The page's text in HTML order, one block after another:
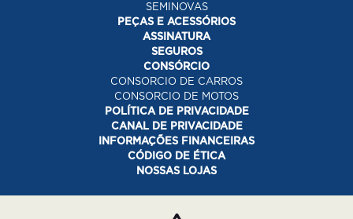
SEMINOVAS
PEÇAS E ACESSÓRIOS
ASSINATURA
SEGUROS
CONSÓRCIO
CONSORCIO DE CARROS
CONSORCIO DE MOTOS
POLÍTICA DE PRIVACIDADE
CANAL DE PRIVACIDADE
INFORMAÇÕES FINANCEIRAS
CÓDIGO DE ÉTICA
NOSSAS LOJAS